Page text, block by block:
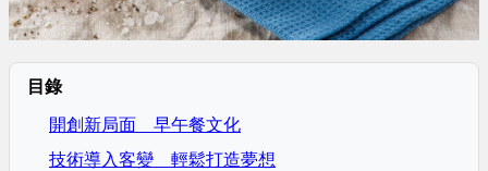
目錄
開創新局面 早午餐文化
技術導入客變 輕鬆打造夢想